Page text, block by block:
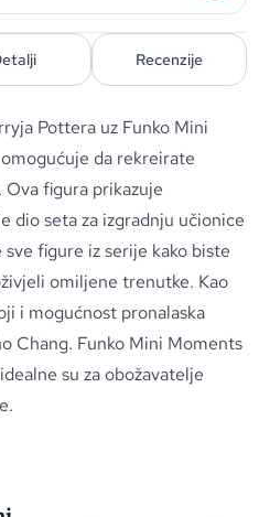
Recenzije
Pottera uz Funko Mini
da rekreirate
Ova figura prikazuje
dio seta za izgradnju učionice
figure iz serije kako biste
omiljene trenutke. Kao
i mogućnost pronalaska
Chang. Funko Mini Moments
su za obožavatelje